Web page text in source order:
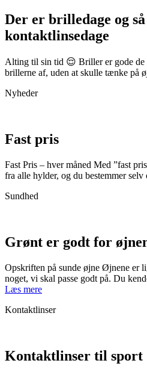
Der er brilledage og
kontaktlinsedage
Alting til sin tid 😌 Briller er gode de
brillerne af, uden at skulle tænke på
Nyheder
Fast pris
Fast Pris – hver måned Med ”fast
fra alle hylder, og du bestemmer selv
Sundhed
Grønt er godt for
Opskriften på sunde øjne Øjnene er
noget, vi skal passe godt på. Du
Læs mere
Kontaktlinser
Kontaktlinser til sport